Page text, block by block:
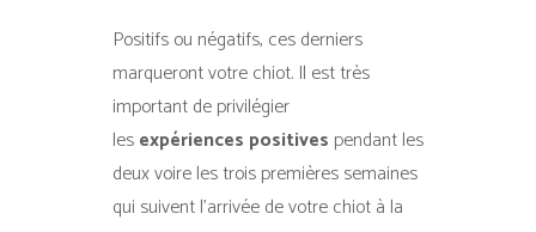
Positifs ou négatifs, ces derniers
marqueront votre chiot. Il est très
important de privilégier
lesexpériences positives pendant les
deux voire les trois premières semaines
qui suivent l’arrivée de votre chiot à la